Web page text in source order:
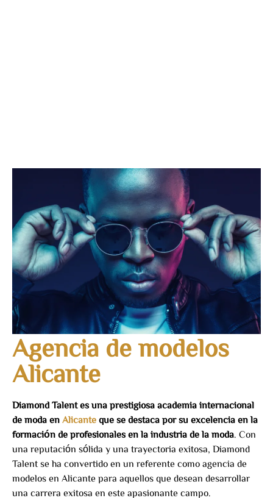
Agencia de modelos
Alicante
Diamond Talent es una prestigiosa academia internacional
de moda en Alicante que se destaca por su excelencia en la
formación de profesionales en la industria de la moda . Con
una reputación sólida y una trayectoria exitosa, Diamond
Talent se ha convertido en un referente como agencia de
modelos en Alicante para aquellos que desean desarrollar
una carrera exitosa en este apasionante campo.